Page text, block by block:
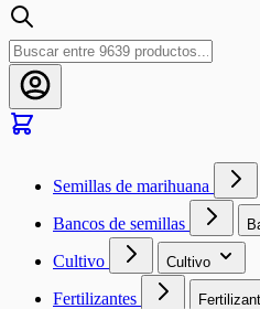
Semillas de marihuana
Bancos de semillas
Cultivo Cultivo
Fertilizantes